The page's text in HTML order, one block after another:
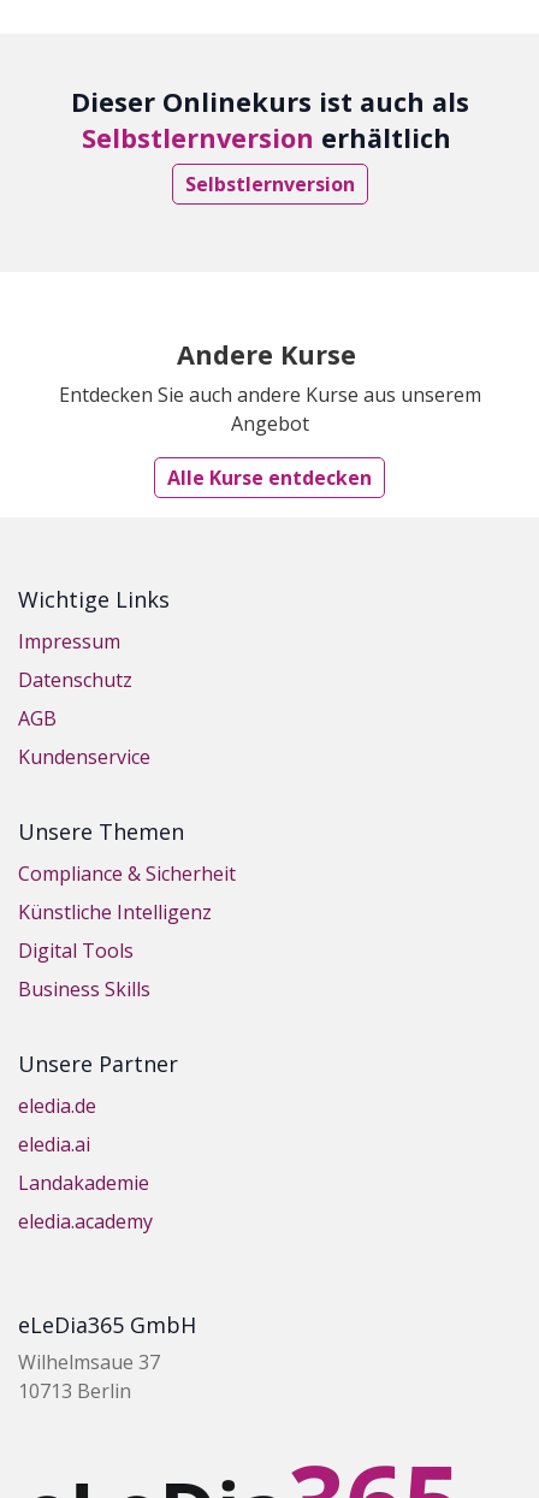
Dieser Onlinekurs ist auch als
Selbstlernversion erhältlich
Selbstlernversion
Andere Kurse
Entdecken Sie auch andere Kurse aus unserem
Angebot
Alle Kurse entdecken
Wichtige Links
Impressum
Datenschutz
AGB
Kundenservice
Unsere Themen
Compliance & Sicherheit
Künstliche Intelligenz
Digital Tools
Business Skills
Unsere Partner
eledia.de
eledia.ai
Landakademie
eledia.academy
eLeDia365 GmbH
Wilhelmsaue 37
10713 Berlin